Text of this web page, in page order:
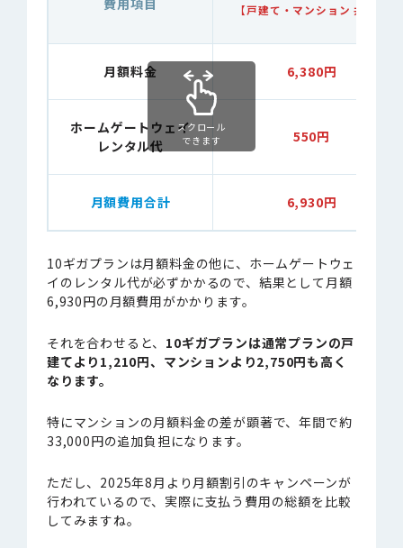
【戸建て・マンション 共通】
月額料金 6,380円
ホームゲートウェイ
レンタル代
550円
月額費用合計 6,930円
スクロール
できます
10ギガプランは月額料金の他に、ホームゲートウェ
イのレンタル代が必ずかかるので、結果として月額
6,930円の月額費用がかかります。
それを合わせると、 10ギガプランは通常プランの戸
建てより1,210円、マンションより2,750円も高く
なります。
特にマンションの月額料金の差が顕著で、年間で約
33,000円の追加負担になります。
ただし、2025年8月より月額割引のキャンペーンが
行われているので、実際に支払う費用の総額を比較
してみますね。